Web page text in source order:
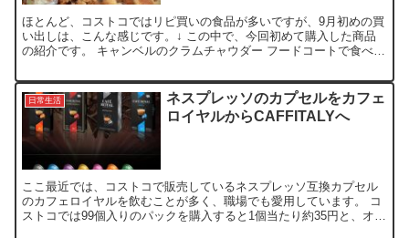
ほとんど、コストコではリピ買いの食品が多いですが、9月初めの買
い出しは、こんな感じです。↓ この中で、今回初めて購入した商品
の紹介です。 キャンベルのクラムチャウダー フードコートで食べる
日常生活
ネスプレッソのカプセルをカフェ
ロイヤルからCAFFITALYへ
ここ最近では、コストコで販売しているネスプレッソ互換カプセル
のカフェロイヤルを飲むことが多く、職場でも愛用しています。 コ
ストコでは99個入りのパックを購入すると1個当たり約35円と、オリ